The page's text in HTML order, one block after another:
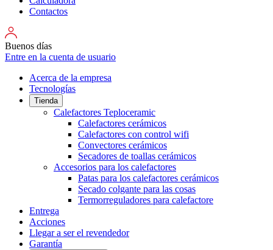
Contactos
Buenos días
Entre en la cuenta de usuario
Acerca de la empresa
Tecnologías
Tienda
Calefactores Teploceramic
Calefactores cerámicos
Calefactores con control wifi
Convectores cerámicos
Secadores de toallas cerámicos
Accesorios para los calefactores
Patas para los calefactores cerámicos
Secado colgante para las cosas
Termorreguladores para calefactore
Entrega
Acciones
Llegar a ser el revendedor
Garantía